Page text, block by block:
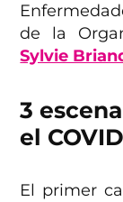
de la
Sylvie
3
el
El primer